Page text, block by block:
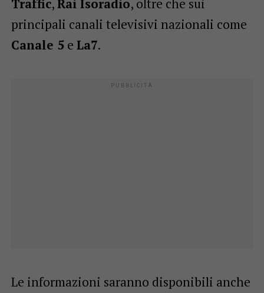
Traffic,Rai Isoradio, oltre che sui
principali canali televisivi nazionali come
Canale 5 e La7.
Le informazioni saranno disponibili anche